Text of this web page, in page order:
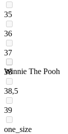
35
36
37
38
38,5
39
one_size
Winnie The Pooh